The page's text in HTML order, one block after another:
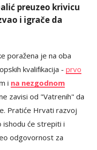
preuzeo krivicu
i igrače da
poražena je na oba
kvalifikacija - prvo
i na nezgodnom
zavisi od "Vatrenih" da
Pratiće Hrvati razvoj
ishodu će strepiti i
odgovornost za